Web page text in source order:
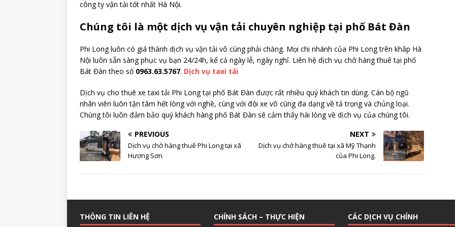
công ty vận tải tốt nhất Hà Nội.
Chúng tôi là một dịch vụ vận tải chuyên nghiệp tại phố Bát Đàn
Phi Long luôn có giá thành dịch vụ vận tải vô cùng phải chăng. Mọi chi nhánh của Phi Long trên khắp Hà
Nội luôn sẵn sàng phục vụ bạn 24/24h, kể cả ngày lễ, ngày nghỉ. Liên hệ dịch vụ chở hàng thuê tại phố
Bát Đàn theo số 0963.63.5767. Dịch vụ taxi tải
Dịch vụ cho thuê xe taxi tải Phi Long tại phố Bát Đàn được rất nhiều quý khách tin dùng. Cán bộ ngũ
nhân viên luôn tận tâm hết lòng với nghề, cùng với đội xe vô cùng đa dạng về tả trọng và chủng loại.
Chúng tôi luôn đảm bảo quý khách hàng phố Bát Đàn sẽ cảm thấy hài lòng về dịch vụ của chúng tôi.
PREVIOUS
Dịch vụ chở hàng thuê Phi Long tại xã
Hương Sơn
NEXT
Dịch vụ chở hàng thuê tại xã Mỹ Thạnh
của Phi Long.
THÔNG TIN LIÊN HỆ CHÍNH SÁCH – THỰC HIỆN CÁC DỊCH VỤ CHÍNH